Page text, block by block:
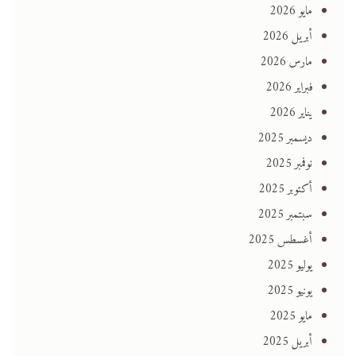
مايو 2026
أبريل 2026
مارس 2026
فبراير 2026
يناير 2026
ديسمبر 2025
نوفمبر 2025
أكتوبر 2025
سبتمبر 2025
أغسطس 2025
يوليو 2025
يونيو 2025
مايو 2025
أبريل 2025